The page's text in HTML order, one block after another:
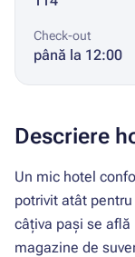
Check-out
până la 12:00
Descriere
Un mic hotel
potrivit atât
câțiva pași se află
magazine de